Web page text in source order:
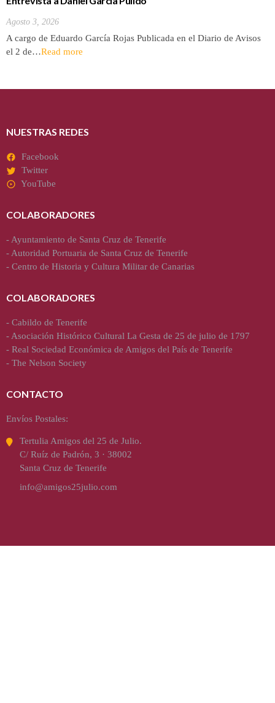
Agosto 3, 2026
A cargo de Eduardo García Rojas Publicada en el Diario de Avisos
el 2 de…Read more
NUESTRAS REDES
Facebook
Twitter
YouTube
COLABORADORES
- Ayuntamiento de Santa Cruz de Tenerife
- Autoridad Portuaria de Santa Cruz de Tenerife
- Centro de Historia y Cultura Militar de Canarias
COLABORADORES
- Cabildo de Tenerife
- Asociación Histórico Cultural La Gesta de 25 de julio de 1797
- Real Sociedad Económica de Amigos del País de Tenerife
- The Nelson Society
CONTACTO
Envíos Postales:
Tertulia Amigos del 25 de Julio.
C/ Ruíz de Padrón, 3 · 38002
Santa Cruz de Tenerife
info@amigos25julio.com